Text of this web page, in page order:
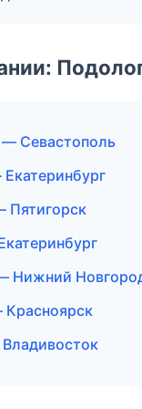
Севастополь
Пятигорск
Нижний
Красноярск